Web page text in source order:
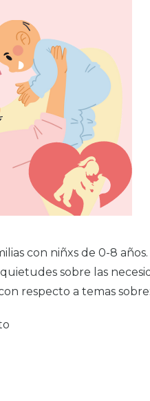
con niñxs de 0-8
sobre las
respecto a temas sobre: